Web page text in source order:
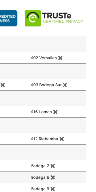
002 Versalles ✖
✖ 003 Bodega Sur ✖
016 Lomas ✖
012 Riobamba ✖
Bodega 2 ✖
Bodega 6 ✖
Bodega 9 ✖